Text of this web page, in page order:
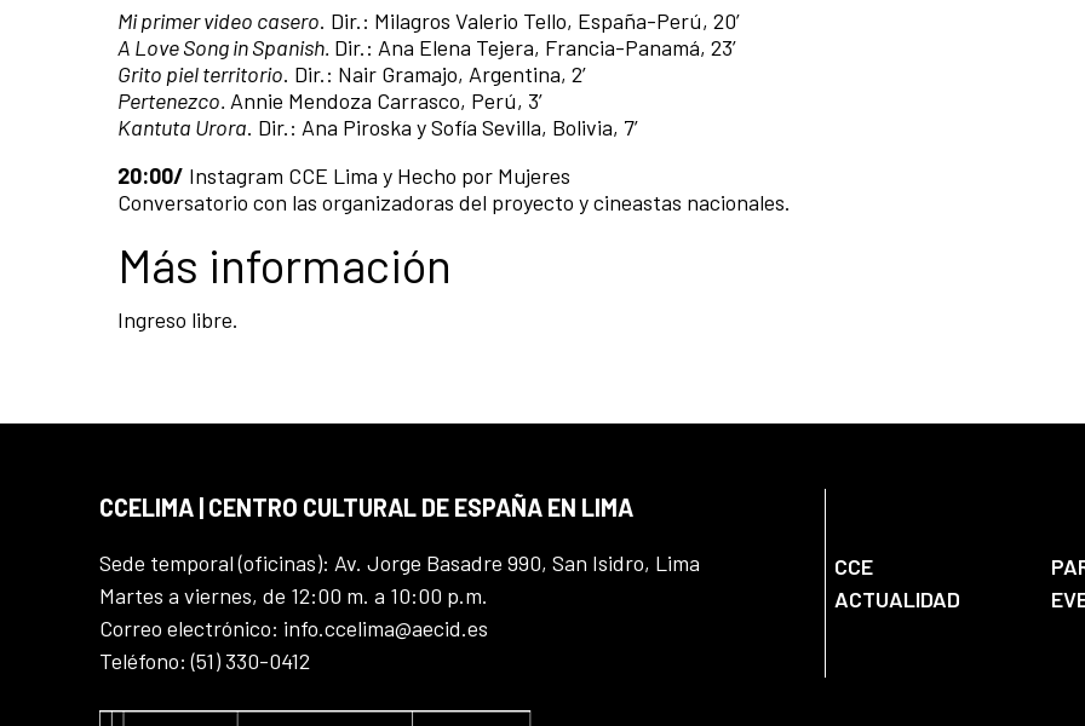
Mi primer video casero. Dir.: Milagros Valerio Tello, España-Perú, 20’
A Love Song in Spanish. Dir.: Ana Elena Tejera, Francia-Panamá, 23’
Grito piel territorio. Dir.: Nair Gramajo, Argentina, 2’
Pertenezco. Annie Mendoza Carrasco, Perú, 3’
Kantuta Urora. Dir.: Ana Piroska y Sofía Sevilla, Bolivia, 7’
20:00/ Instagram CCE Lima y Hecho por Mujeres
Conversatorio con las organizadoras del proyecto y cineastas nacionales.
Más información
Ingreso libre.
CCELIMA | CENTRO CULTURAL DE ESPAÑA EN LIMA
Sede temporal (oficinas): Av. Jorge Basadre 990, San Isidro, Lima
Martes a viernes, de 12:00 m. a 10:00 p.m.
Correo electrónico: info.ccelima@aecid.es
Teléfono: (51) 330-0412
CCE
ACTUALIDAD